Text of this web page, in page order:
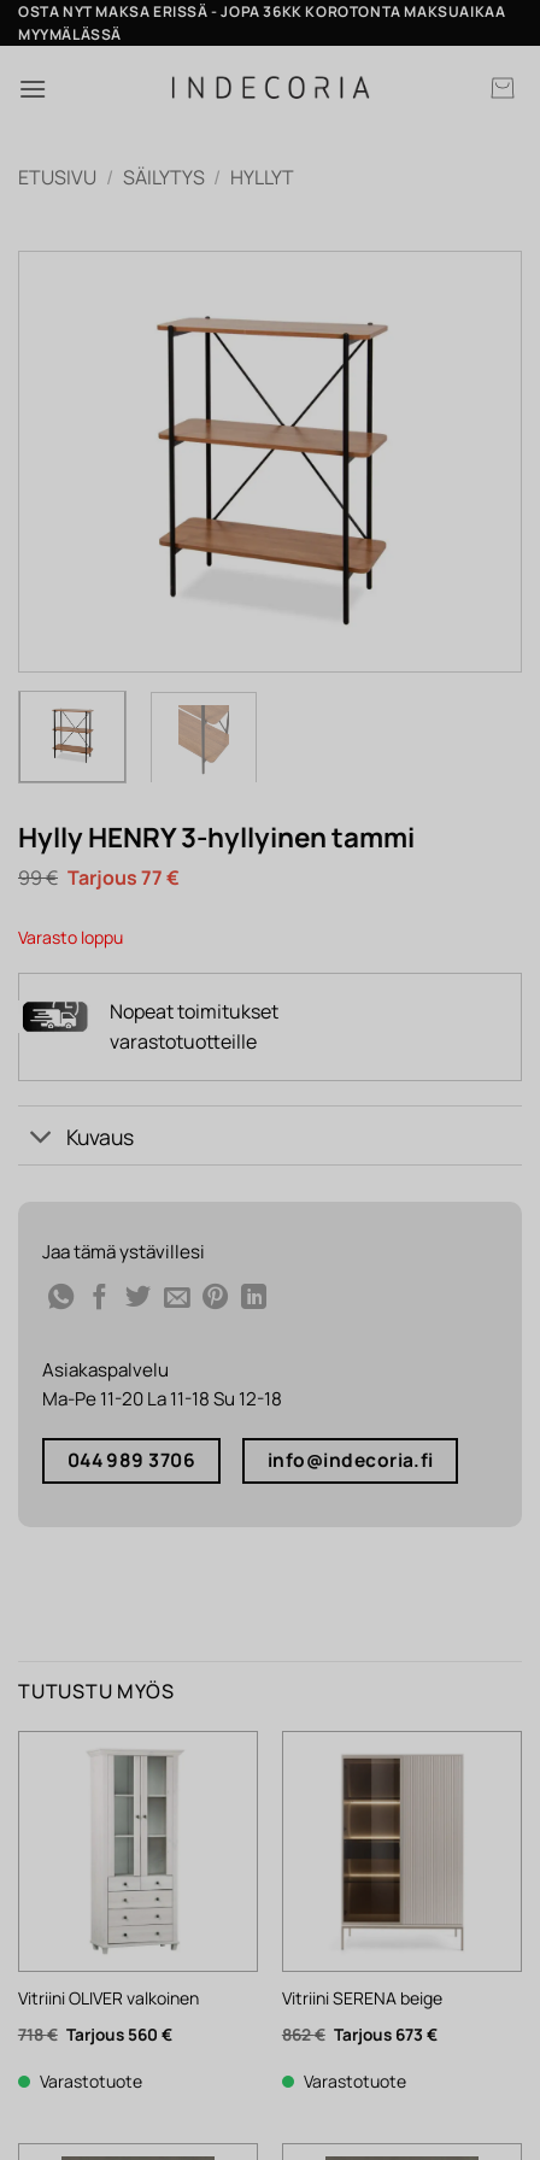
Skip
to
OSTA NYT MAKSA ERISSÄ - JOPA 36KK KOROTONTA MAKSUAIKAA
MYYMÄLÄSSÄ
ETUSIVU / SÄILYTYS / HYLLYT
Hylly HENRY 3-hyllyinen tammi
99€ Alkuperäinen
hinta
99 €.
77€Nykyinen
Varasto loppu
Nopeat toimitukset
varastotuotteille
Kuvaus
Jaa tämä ystävillesi
Asiakaspalvelu
Ma-Pe 11-20 La 11-18 Su 12-18
044 989 3706 info@indecoria.fi
TUTUSTU MYÖS
Vitriini OLIVER valkoinen
718€ Alkuperäinen
hinta
718 €.
560 €Nykyinen
Varastotuote
Vitriini SERENA beige
862€ Alkuperäinen
hinta
862 €.
673 €Nykyinen
Varastotuote